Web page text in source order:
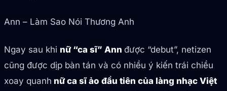
Ann – Làm Sao Nói Thương Anh
Ngay sau khi nữ “ca sĩ” Ann được “debut”, netizen
cũng được dịp bàn tán và có nhiều ý kiến trái chiều
xoay quanh nữ ca sĩ ảo đầu tiên của làng nhạc Việt